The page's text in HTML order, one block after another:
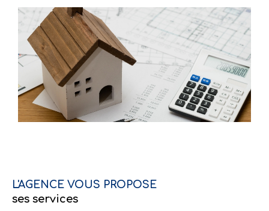
L'AGENCE VOUS PROPOSE
ses services